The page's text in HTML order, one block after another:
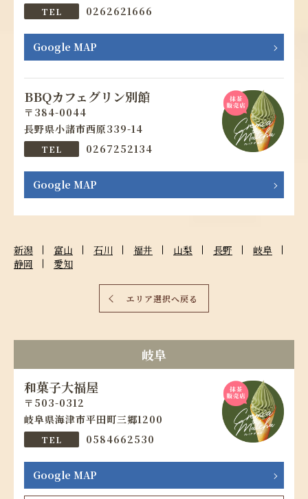
0262621666
Google MAP
BBQカフェグリン別館
384-0044
長野県小諸市西原339-14
0267252134
Google MAP
新潟 富山 石川 福井 山梨 長野
岐阜
静岡
愛知
エリア選択へ戻る
岐阜
和菓子大福屋
503-0312
岐阜県海津市平田町三郷1200
0584662530
Google MAP